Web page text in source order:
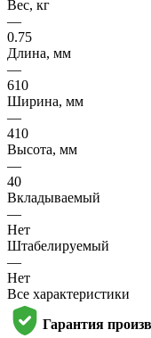
Вес, кг
—
0.75
Длина, мм
—
610
Ширина, мм
—
410
Высота, мм
—
40
Вкладываемый
—
Нет
Штабелируемый
—
Нет
Все характеристики
Гарантия